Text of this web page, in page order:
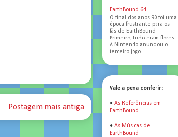
Postagem mais antiga
EarthBound 64
O final dos anos 90 foi uma
época frustrante para os
fãs de EarthBound.
Primeiro, tudo eram flores.
A Nintendo anunciou o
terceiro jogo...
Vale a pena conferir:
● As Referências em
EarthBound
● As Músicas de
EarthBound